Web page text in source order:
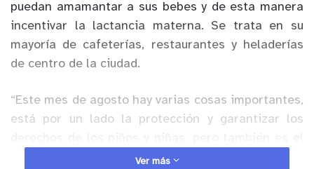
puedan amamantar a sus bebes y de esta manera
incentivar la lactancia materna. Se trata en su
mayoría de cafeterías, restaurantes y heladerías
de centro de la ciudad.
“Este mes de agosto hay varias cosas importantes,
está por un lado la protección y garantizar los
mes de la lactancia y hoy junto las matronas de los
Ver más